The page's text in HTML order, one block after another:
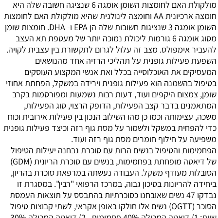
מולקולת האם לחומצות השומן אומגה 6 שנציגה חשובה שלה היא
חומצה ארכיונית AA וחומצה לינולנית שהיא מולקולת האם לחומצות
השומן אומגה 3 שנציגות חשובות שלה הן EPA ו- DHA. חומצות שומן
מסוג אומגה 6 גורמות ליכולת נמוכה יותר של מעטפת תא העצב
להעביר אימפולס. מצב זה עלול לגרום לתקשורת בין עצבית לקויה.
השפעת פעילות גופנית על תהליכי הרזיה אחד מהנושאים
המעסיקים את האוכלוסייה בכלל ואת אנשי המקצוע העוסקים
בטיפול בהשמנה הוא פעילות גופנית וירידה במשקל, הפחתת אחוזי
שומן, צמצום היקפים ועוד, דעות רבות נשמעות ומפורסמות בקרב
המתאמנים בדבר קצב הפעילות, הדופק הרצוי, סוג הפעילות,
משכה, עצימותה וכמו כן מהו השילוב הנכון בין פעילות אירובית וכוח
כדי להפחית במשקל ולשמור על מסת גוף רזה וכיצד פעילות גופנית
משפיעה על חילוף חומרים מסת גוף רזה ועוד.
הפחמימות והטיפול בנשים הרות עם סוכרת נבחנה יעילות הטיפול
של דיאטה מופחתת בפחמימות, בנשים עם סוכרת הריונית (GDM)
הסובלות מעודף משקל. העבודה נעשתה במרפאת סוכרת בהריון,
ביחידה להריונות בסיכון גבוה, במרכז הרפואי "רבין". במסגרת זו
נבדקו 47 נשים שאובחנו כסוכרתיות בהתבסס על תוצאות העמסת
הסוכר (OGTT) נשים אלו חולקו באופן אקראי, לשתי קבוצות טיפול